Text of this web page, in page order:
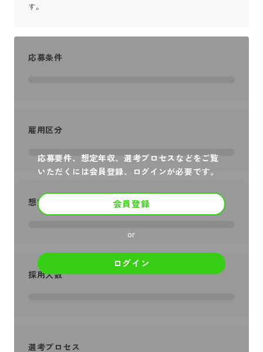
す。
応募要件、想定年収、選考プロセスなどをご覧
いただくには会員登録、ログインが必要です。
会員登録
or
ログイン
応募条件
雇用区分
想定年収
採用人数
選考プロセス